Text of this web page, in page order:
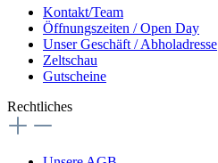
Kontakt/Team
Öffnungszeiten / Open Day
Unser Geschäft / Abholadresse
Zeltschau
Gutscheine
Rechtliches